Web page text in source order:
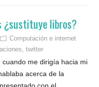
¿sustituye libros?
Computación e internet
,twitter
me dirigía hacia mi
acerca de la
con el